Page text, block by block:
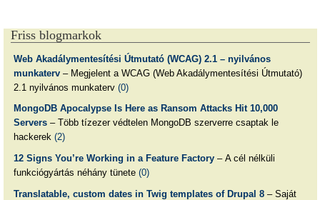
Friss blogmarkok
Web Akadálymentesítési Útmutató (WCAG) 2.1 – nyilvános
munkaterv– Megjelent a WCAG (Web Akadálymentesítési Útmutató)
2.1 nyilvános munkaterv (0)
MongoDB Apocalypse Is Here as Ransom Attacks Hit 10,000
Servers– Több tízezer védtelen MongoDB szerverre csaptak le
hackerek (2)
12 Signs You’re Working in a Feature Factory– A cél nélküli
funkciógyártás néhány tünete (0)
Translatable, custom dates in Twig templates of Drupal 8– Saját